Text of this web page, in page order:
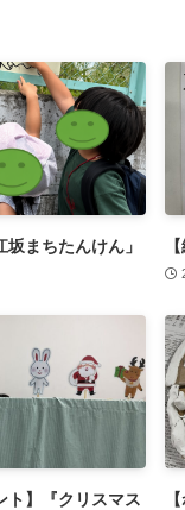
まちたんけん」
ト】『クリスマス